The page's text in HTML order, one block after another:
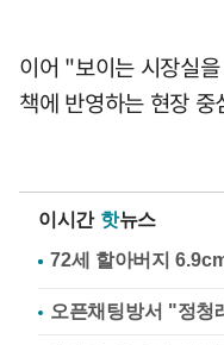
이어 "보이는 시장실
책에 반영하는 현장
이시간 핫뉴스